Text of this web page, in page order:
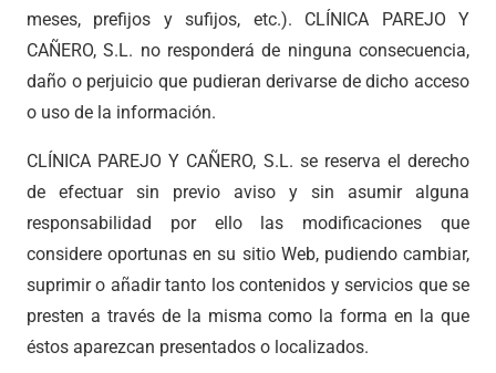
meses, prefijos y sufijos, etc.). CLÍNICA PAREJO Y
CAÑERO, S.L. no responderá de ninguna consecuencia,
daño o perjuicio que pudieran derivarse de dicho acceso
o uso de la información.
CLÍNICA PAREJO Y CAÑERO, S.L. se reserva el derecho
de efectuar sin previo aviso y sin asumir alguna
responsabilidad por ello las modificaciones que
considere oportunas en su sitio Web, pudiendo cambiar,
suprimir o añadir tanto los contenidos y servicios que se
presten a través de la misma como la forma en la que
éstos aparezcan presentados o localizados.